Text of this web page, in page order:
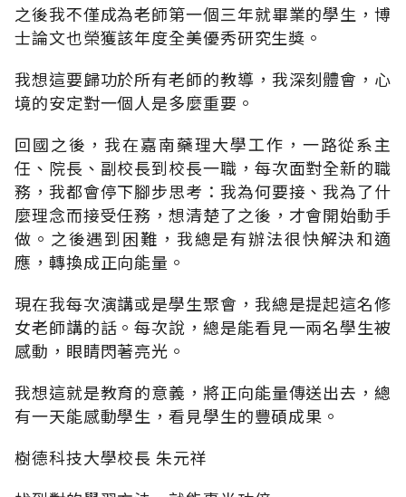
之後我不僅成為老師第一個三年就畢業的學生，博
士論文也榮獲該年度全美優秀研究生獎。
我想這要歸功於所有老師的教導，我深刻體會，心
境的安定對一個人是多麼重要。
回國之後，我在嘉南藥理大學工作，一路從系主
任、院長、副校長到校長一職，每次面對全新的職
務，我都會停下腳步思考：我為何要接、我為了什
麼理念而接受任務，想清楚了之後，才會開始動手
做。之後遇到困難，我總是有辦法很快解決和適
應，轉換成正向能量。
現在我每次演講或是學生聚會，我總是提起這名修
女老師講的話。每次說，總是能看見一兩名學生被
感動，眼睛閃著亮光。
我想這就是教育的意義，將正向能量傳送出去，總
有一天能感動學生，看見學生的豐碩成果。
樹德科技大學校長 朱元祥